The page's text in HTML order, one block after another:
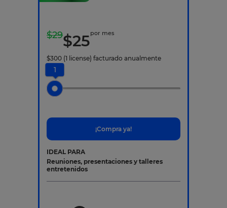
$29$25por mes
$300 (1 license) facturado anualmente
1
¡Compra ya!
IDEAL PARA
Reuniones, presentaciones y talleres
entretenidos